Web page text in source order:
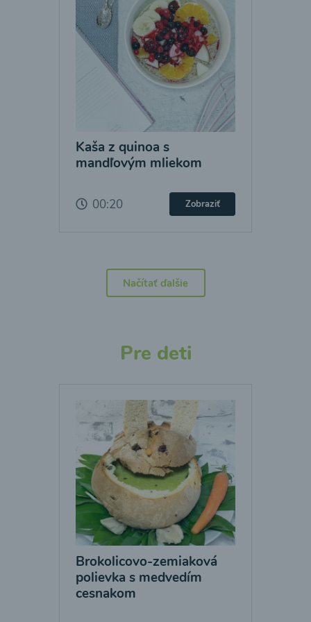
Kaša z quinoa s
mandľovým mliekom
00:20 Zobraziť
Načítať ďalšie
Pre deti
Brokolicovo-zemiaková
polievka s medvedím
cesnakom